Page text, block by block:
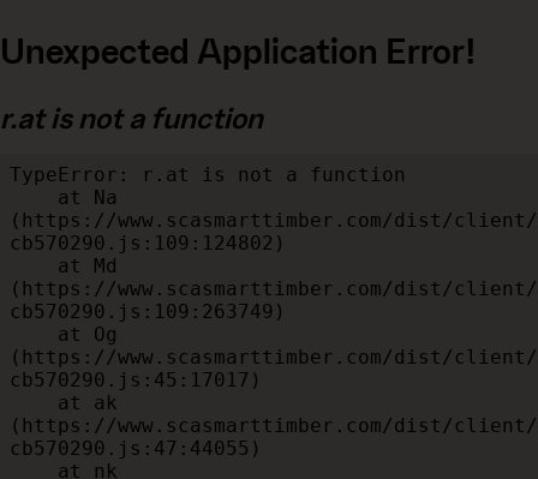
Unexpected Application Error!
r.at is not a function
TypeError: r.at is not a function
(https://www.scasmarttimber.com/dist/
cb570290.js:109:124802)
(https://www.scasmarttimber.com/dist/
cb570290.js:109:263749)
(https://www.scasmarttimber.com/dist/
cb570290.js:45:17017)
(https://www.scasmarttimber.com/dist/
cb570290.js:47:44055)